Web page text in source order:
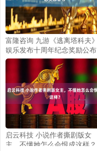
富隆咨询 九游《逃离塔科夫》
娱乐发布十周年纪念奖励公布
启云科技 小说作者撕剧版女
主，不懂她怎么会恨成这样？